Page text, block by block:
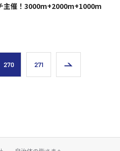
主催！3000m+2000m+1000m
270 271